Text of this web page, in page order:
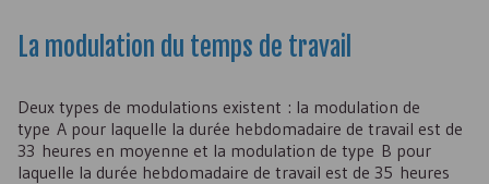
La modulation du temps de travail
Deux types de modulations existent : la modulation de
type A pour laquelle la durée hebdomadaire de travail est de
33 heures en moyenne et la modulation de type B pour
laquelle la durée hebdomadaire de travail est de 35 heures